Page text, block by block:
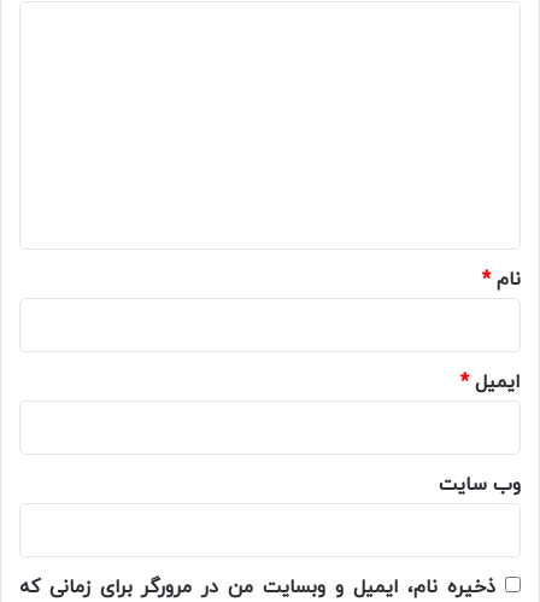
نام*
ایمیل*
وب‌ سایت
ذخیره نام، ایمیل و وبسایت من در مرورگر برای زمانی که